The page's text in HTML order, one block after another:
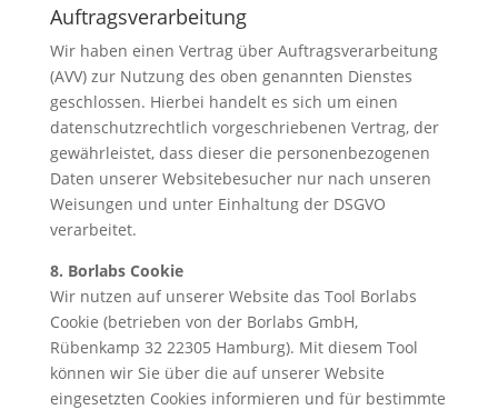
Auftragsverarbeitung
Wir haben einen Vertrag über Auftragsverarbeitung
(AVV) zur Nutzung des oben genannten Dienstes
geschlossen. Hierbei handelt es sich um einen
datenschutzrechtlich vorgeschriebenen Vertrag, der
gewährleistet, dass dieser die personenbezogenen
Daten unserer Websitebesucher nur nach unseren
Weisungen und unter Einhaltung der DSGVO
verarbeitet.
8. Borlabs Cookie
Wir nutzen auf unserer Website das Tool Borlabs
Cookie (betrieben von der Borlabs GmbH,
Rübenkamp 32 22305 Hamburg). Mit diesem Tool
können wir Sie über die auf unserer Website
eingesetzten Cookies informieren und für bestimmte